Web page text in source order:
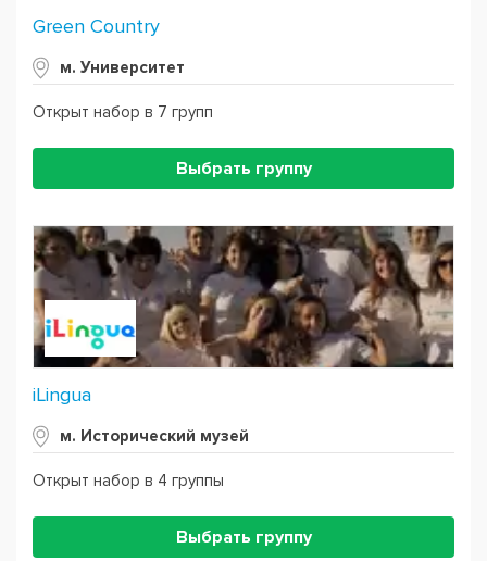
Green Country
м. Университет
Открыт набор в 7 групп
Выбрать группу
iLingua
м. Исторический музей
Открыт набор в 4 группы
Выбрать группу